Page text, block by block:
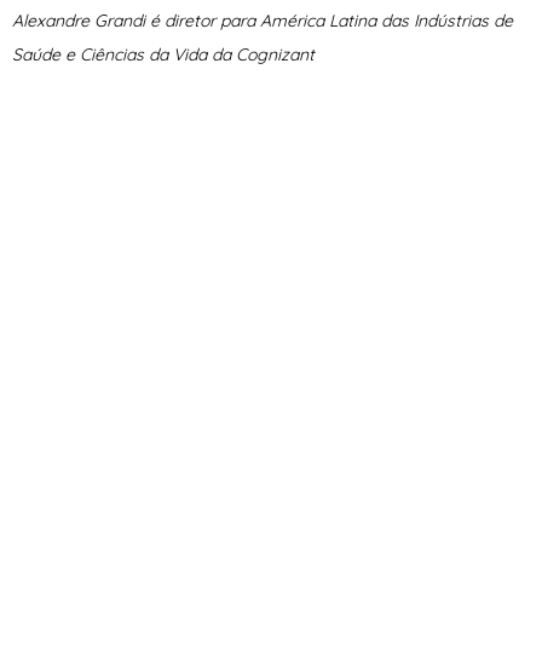
Alexandre Grandié diretor para América Latina das Indústrias de
Saúde e Ciências da Vida da Cognizant